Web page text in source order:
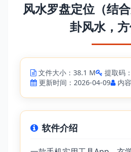
风水罗盘定位（结
卦风水，
文件大小：38.1 M
提取码
更新时间：2026-04-09
内
软件介绍